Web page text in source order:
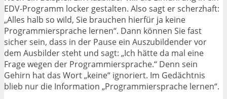
EDV-Programm locker gestalten. Also sagt er scherzhaft:
„Alles halb so wild, Sie brauchen hierfür ja keine
Programmiersprache lernen“. Dann können Sie fast
sicher sein, dass in der Pause ein Auszubildender vor
dem Ausbilder steht und sagt: „Ich hätte da mal eine
Frage wegen der Programmiersprache.“ Denn sein
Gehirn hat das Wort „keine“ ignoriert. Im Gedächtnis
blieb nur die Information „Programmiersprache lernen“.